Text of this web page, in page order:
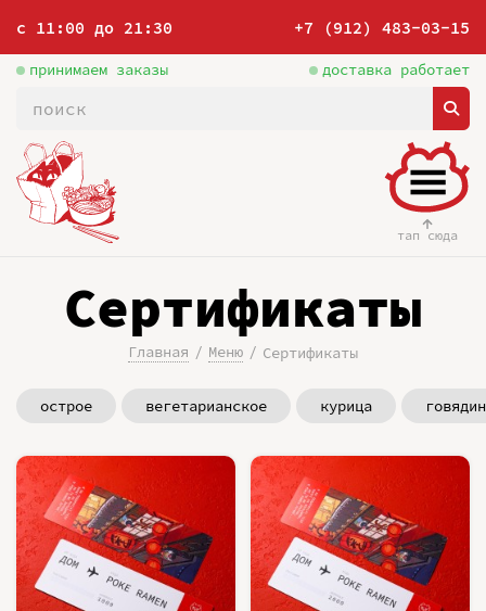
с 11:00 до 21:30 +7 (912) 483-03-15
принимаем заказы доставка работает
тап сюда
Сертификаты
Главная Меню Сертификаты
острое вегетарианское курица